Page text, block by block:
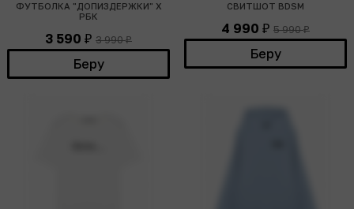
ФУТБОЛКА "ДОПИЗДЕРЖКИ" Х
РБК
3 590 ₽ 3 990₽
Беру
СВИТШОТ BDSM
4 990 ₽ 5 990₽
Беру